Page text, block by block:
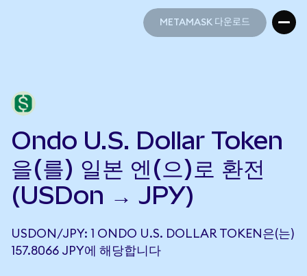
METAMASK 다운로드
Ondo U.S. Dollar Token
을(를) 일본 엔(으)로 환전
(USDon → JPY)
USDON/JPY: 1 ONDO U.S. DOLLAR TOKEN은(는)
157.8066 JPY에 해당합니다